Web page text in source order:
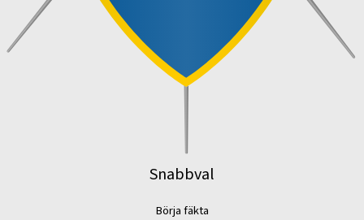
Snabbval
Börja fäkta